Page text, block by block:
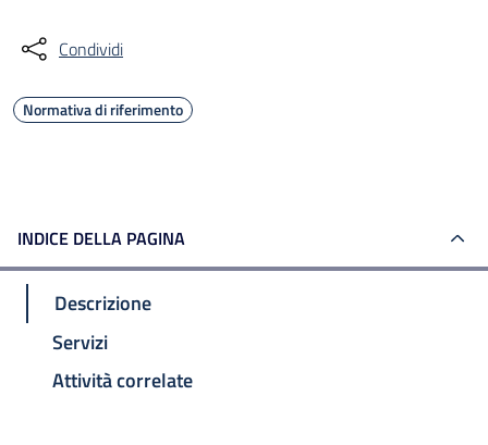
Condividi
Normativa di riferimento
INDICE DELLA PAGINA
Descrizione
Servizi
Attività correlate